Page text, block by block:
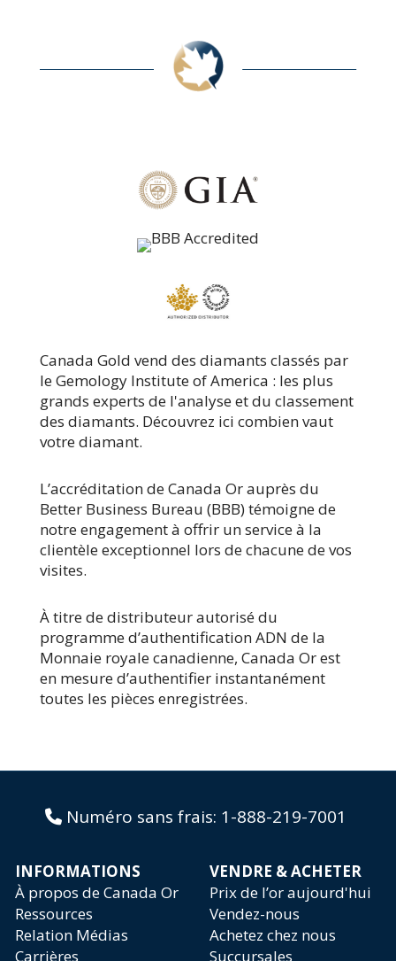
Canada Gold vend des diamants classés par
le Gemology Institute of America : les plus
grands experts de l'analyse et du classement
des diamants. Découvrez ici combien vaut
votre diamant.
L’accréditation de Canada Or auprès du
Better Business Bureau (BBB) témoigne de
notre engagement à offrir un service à la
clientèle exceptionnel lors de chacune de vos
visites.
À titre de distributeur autorisé du
programme d’authentification ADN de la
Monnaie royale canadienne, Canada Or est
en mesure d’authentifier instantanément
toutes les pièces enregistrées.
Numéro sans frais: 1-888-219-7001
INFORMATIONS
VENDRE & ACHETER
À propos de Canada Or
Prix de l’or aujourd'hui
Ressources
Vendez-nous
Relation Médias
Achetez chez nous
Carrières
Succursales